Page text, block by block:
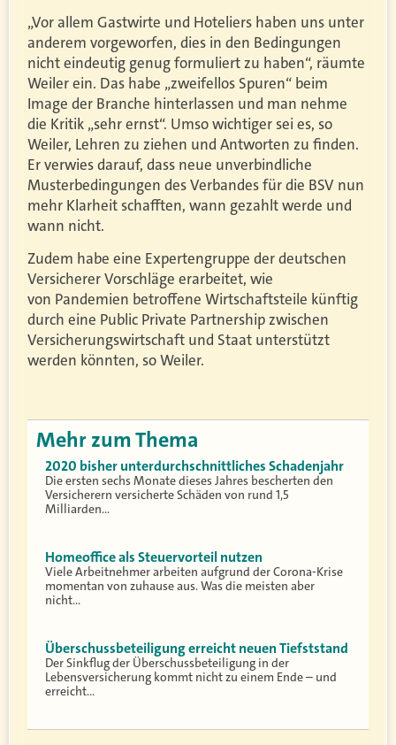
„Vor allem Gastwirte und Hoteliers haben uns unter
anderem vorgeworfen, dies in den Bedingungen
nicht eindeutig genug formuliert zu haben“, räumte
Weiler ein. Das habe „zweifellos Spuren“ beim
Image der Branche hinterlassen und man nehme
die Kritik „sehr ernst“. Umso wichtiger sei es, so
Weiler, Lehren zu ziehen und Antworten zu finden.
Er verwies darauf, dass neue unverbindliche
Musterbedingungen des Verbandes für die BSV nun
mehr Klarheit schafften, wann gezahlt werde und
wann nicht.
Zudem habe eine Expertengruppe der deutschen
Versicherer Vorschläge erarbeitet, wie
von Pandemien betroffene Wirtschaftsteile künftig
durch eine Public Private Partnership zwischen
Versicherungswirtschaft und Staat unterstützt
werden könnten, so Weiler.
Mehr zum Thema
2020 bisher unterdurchschnittliches Schadenjahr
Die ersten sechs Monate dieses Jahres bescherten den
Versicherern versicherte Schäden von rund 1,5
Milliarden…
Homeoffice als Steuervorteil nutzen
Viele Arbeitnehmer arbeiten aufgrund der Corona-Krise
momentan von zuhause aus. Was die meisten aber
nicht…
Überschussbeteiligung erreicht neuen Tiefststand
Der Sinkflug der Überschussbeteiligung in der
Lebensversicherung kommt nicht zu einem Ende – und
erreicht…